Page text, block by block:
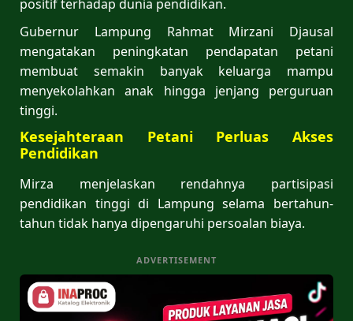
positif terhadap dunia pendidikan.
Gubernur Lampung Rahmat Mirzani Djausal
mengatakan peningkatan pendapatan petani
membuat semakin banyak keluarga mampu
menyekolahkan anak hingga jenjang perguruan
tinggi.
Kesejahteraan Petani Perluas Akses
Pendidikan
Mirza menjelaskan rendahnya partisipasi
pendidikan tinggi di Lampung selama bertahun-
tahun tidak hanya dipengaruhi persoalan biaya.
ADVERTISEMENT